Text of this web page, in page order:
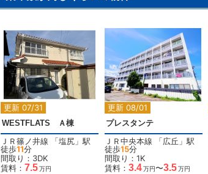
更新 07/31
2
WESTFLATS Ａ棟
ＪＲ篠ノ井線 「塩尻 」駅
徒歩11分
間取り：3DK
賃料： 7.5万円
更新 08/01
2
プレスタンテ
ＪＲ中央本線 「広丘 」駅
徒歩15分
間取り：1K
賃料： 3.4万円〜3.5万円